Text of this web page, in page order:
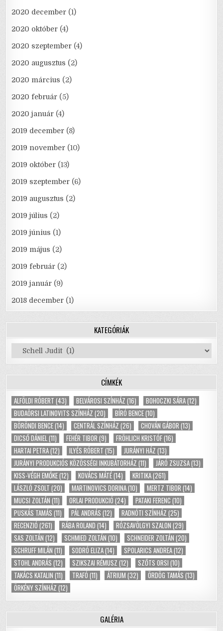
2020 december (1)
2020 október (4)
2020 szeptember (4)
2020 augusztus (2)
2020 március (2)
2020 február (5)
2020 január (4)
2019 december (8)
2019 november (10)
2019 október (13)
2019 szeptember (6)
2019 augusztus (2)
2019 július (2)
2019 június (1)
2019 május (2)
2019 február (2)
2019 január (9)
2018 december (1)
KATEGÓRIÁK
Kategóriák
CÍMKÉK
ALFÖLDI RÓBERT (43) BELVÁROSI SZÍNHÁZ (16) BOHOCZKI SÁRA(12)
BUDAÖRSI LATINOVITS SZÍNHÁZ (20) BÍRÓ BENCE(10)
BÖRÖNDI BENCE(14) CENTRÁL SZÍNHÁZ (26) CHOVÁN GÁBOR (13)
DICSŐ DÁNIEL(11) FEHÉR TIBOR (9) FRÖHLICH KRISTÓF(16)
HARTAI PETRA(12) ILYÉS RÓBERT (15) JURÁNYI HÁZ (13)
JURÁNYI PRODUKCIÓS KÖZÖSSÉGI INKUBÁTORHÁZ (11) JÁRÓ ZSUZSA(13)
KISS-VÉGH EMŐKE(12) KOVÁCS MÁTÉ(14) KRITIKA(261)
LÁSZLÓ ZSOLT (20) MARTINOVICS DORINA(10) MERTZ TIBOR (14)
MUCSI ZOLTÁN (11) ORLAI PRODUKCIÓ (24) PATAKI FERENC (10)
PUSKÁS TAMÁS (11) PÁL ANDRÁS (12) RADNÓTI SZÍNHÁZ (25)
RECENZIÓ (261) RÁBA ROLAND (14) RÓZSAVÖLGYI SZALON (29)
SAS ZOLTÁN (12) SCHMIED ZOLTÁN (10) SCHNEIDER ZOLTÁN (20)
SCHRUFF MILÁN (11) SODRÓ ELIZA(14) SPOLARICS ANDREA(12)
STOHL ANDRÁS (12) SZIKSZAI RÉMUSZ (12) SZŐTS ORSI (10)
TAKÁCS KATALIN (11) TRAFÓ (11) ÁTRIUM (32) ÖRDÖG TAMÁS (13)
ÖRKÉNY SZÍNHÁZ (12)
GALÉRIA